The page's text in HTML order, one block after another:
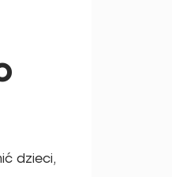
dzieci,